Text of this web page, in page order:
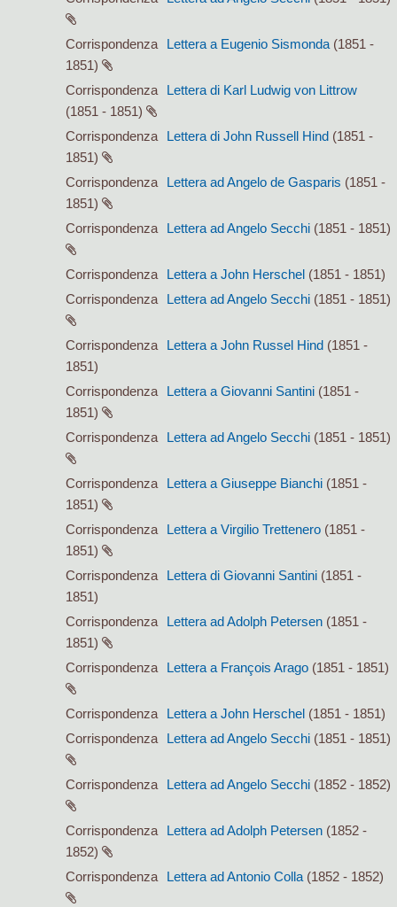
Corrispondenza Lettera a Eugenio Sismonda (1851 -
1851)
Corrispondenza
Lettera di Karl Ludwig von Littrow
(1851 - 1851)
Corrispondenza
Lettera di John Russell Hind (1851 -
1851)
Corrispondenza
Lettera ad Angelo de Gasparis (1851 -
1851)
Corrispondenza
Lettera ad Angelo Secchi (1851 - 1851)
Corrispondenza Lettera a John Herschel (1851 - 1851)
Corrispondenza
Lettera ad Angelo Secchi (1851 - 1851)
Corrispondenza Lettera a John Russel Hind (1851 -
1851)
Corrispondenza
Lettera a Giovanni Santini (1851 -
1851)
Corrispondenza
Lettera ad Angelo Secchi (1851 - 1851)
Corrispondenza Lettera a Giuseppe Bianchi (1851 -
1851)
Corrispondenza
Lettera a Virgilio Trettenero (1851 -
1851)
Corrispondenza
Lettera di Giovanni Santini (1851 -
1851)
Corrispondenza
Lettera ad Adolph Petersen (1851 -
1851)
Corrispondenza
Lettera a François Arago (1851 - 1851)
Corrispondenza Lettera a John Herschel (1851 - 1851)
Corrispondenza
Lettera ad Angelo Secchi (1851 - 1851)
Corrispondenza Lettera ad Angelo Secchi (1852 - 1852)
Corrispondenza Lettera ad Adolph Petersen (1852 -
1852)
Corrispondenza
Lettera ad Antonio Colla (1852 - 1852)